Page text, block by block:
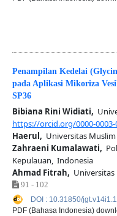
Penampilan Kedelai
pada Aplikasi Mikoriza
SP36
Bibiana Rini Widiati,
https://orcid.org/0000-0003-
Haerul, Universitas
Zahraeni Kumalawati,
Kepulauan, Indonesia
Ahmad Fitrah,
91 - 102
DOI : 10.31850/
PDF (Bahasa Indonesia)